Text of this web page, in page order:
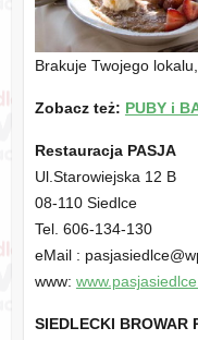
Brakuje Twojego
Zobacz też: PUBY i
Restauracja PASJA
Ul.Starowiejska 12 B
08-110 Siedlce
Tel. 606-134-130
eMail :
www:
SIEDLECKI BROWAR